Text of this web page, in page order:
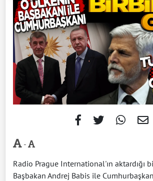
-
Radio Prague International'ın aktardığı
Başbakan Andrej Babis ile